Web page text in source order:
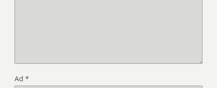
Ad *